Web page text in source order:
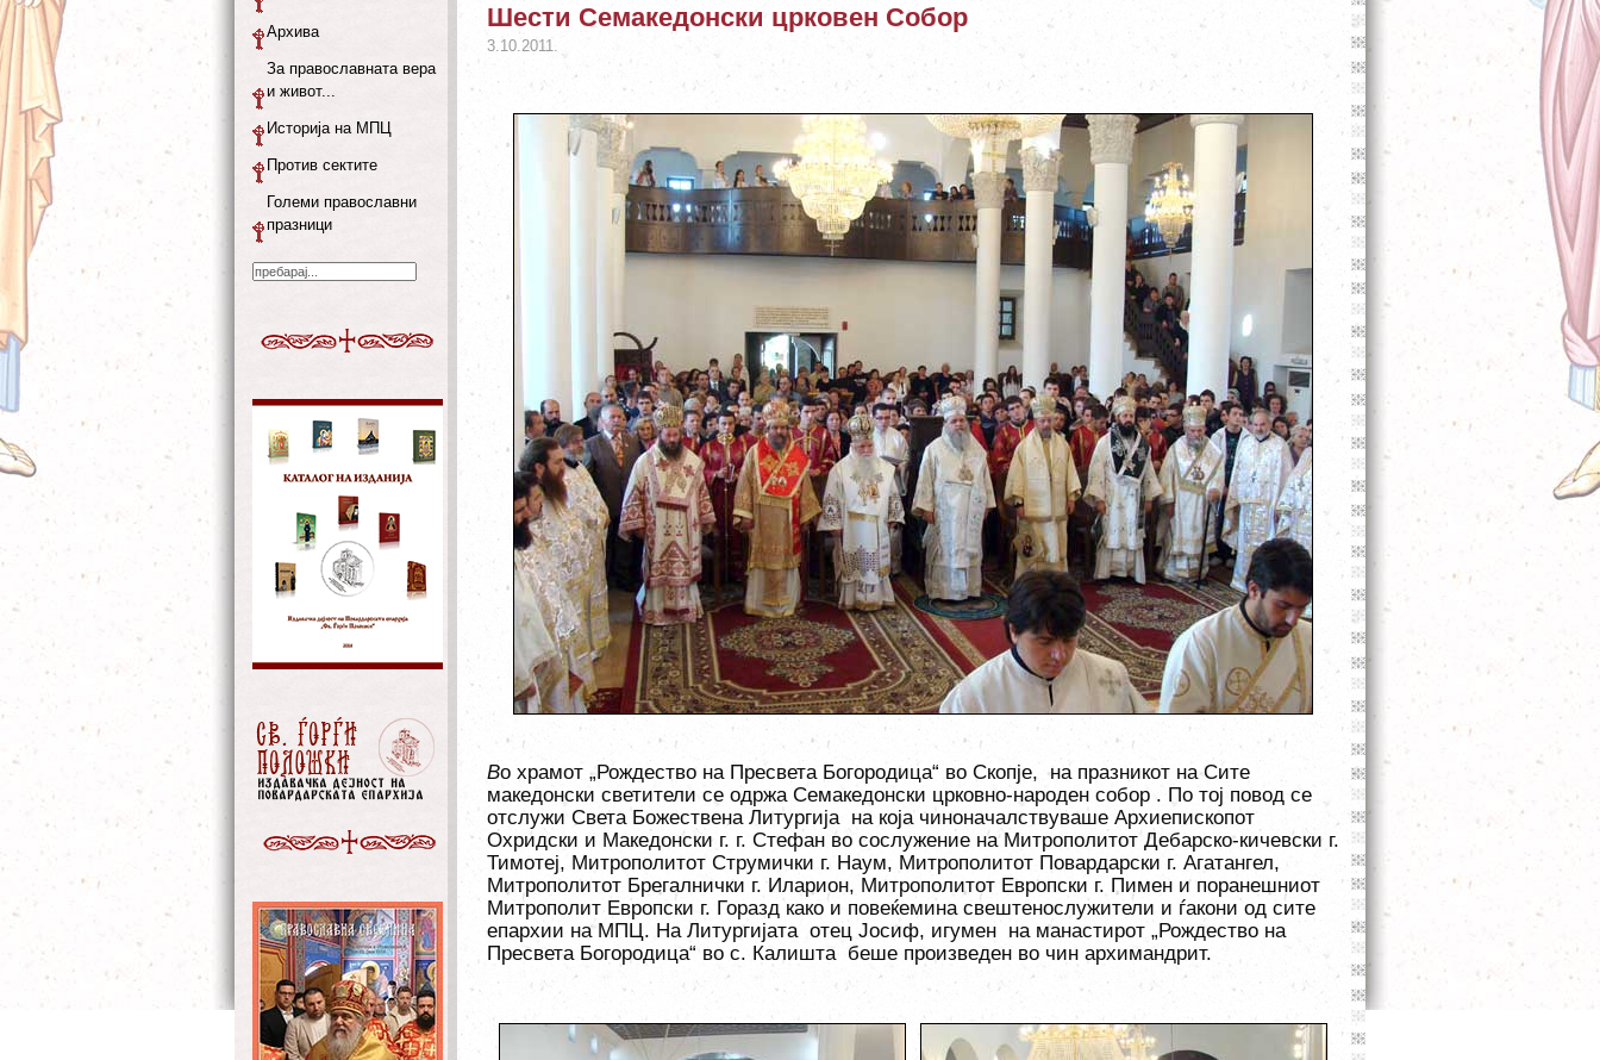
Шести Семакедонски црковен Собор
3.10.2011.
Во храмот „Рождество на Пресвета Богородица“ во Скопје, на празникот на Сите
македонски светители се одржа Семакедонски црковно-народен собор . По тој повод се
отслужи Света Божествена Литургија на која чиноначалствуваше Архиепископот
Охридски и Македонски г. г. Стефан во сослужение на Митрополитот Дебарско-кичевски г.
Тимотеј, Митрополитот Струмички г. Наум, Митрополитот Повардарски г. Агатангел,
Митрополитот Брегалнички г. Иларион, Митрополитот Европски г. Пимен и поранешниот
Митрополит Европски г. Горазд како и повеќемина свештенослужители и ѓакони од сите
епархии на МПЦ. На Литургијата отец Јосиф, игумен на манастирот „Рождество на
Пресвета Богородица“ во с. Калишта беше произведен во чин архимандрит.
Архива
За православната вера
и живот...
Историја на МПЦ
Против сектите
Големи православни
празници